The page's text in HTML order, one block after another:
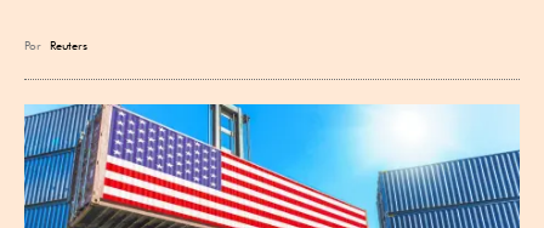
Por Reuters